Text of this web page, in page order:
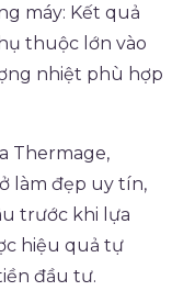
máy: Kết quả
thuộc lớn vào
nhiệt phù hợp
Thermage,
làm đẹp uy tín,
trước khi lựa
hiệu quả tự
đầu tư.